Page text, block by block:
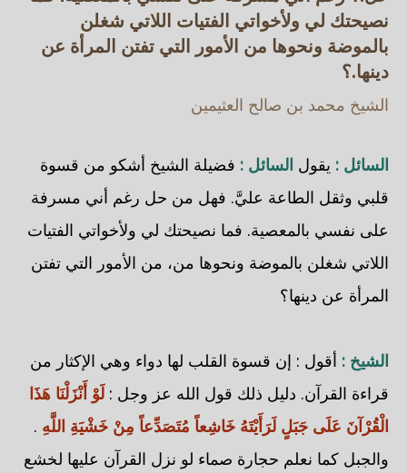
نصيحتك لي ولأخواتي الفتيات اللاتي شغلن
بالموضة ونحوها من الأمور التي تفتن المرأة عن
دينها.؟
الشيخ محمد بن صالح العثيمين
السائل : يقول السائل : فضيلة الشيخ أشكو من قسوة
قلبي وثقل الطاعة عليَّ. فهل من حل رغم أني مسرفة
على نفسي بالمعصية. فما نصيحتك لي ولأخواتي الفتيات
اللاتي شغلن بالموضة ونحوها من، من الأمور التي تفتن
المرأة عن دينها؟
الشيخ : أقول : إن قسوة القلب لها دواء وهي الإكثار من
قراءة القرآن. دليل ذلك قول الله عز وجل :لَوْ أَنْزَلْنَا هَذَا
الْقُرْآنَ عَلَى جَبَلٍ لَرَأَيْتَهُ خَاشِعاً مُتَصَدِّعاً مِنْ خَشْيَةِ اللَّهِ .
والجبل كما نعلم حجارة صماء لو نزل القرآن عليها لخشع